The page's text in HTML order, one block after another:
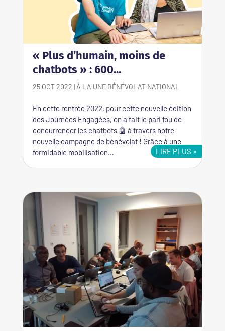
« Plus d’humain, moins de
chatbots » : 600...
25 OCT 2022 | À LA UNE BÉNÉVOLAT NATIONAL
En cette rentrée 2022, pour cette nouvelle édition
des Journées Engagées, on a fait le pari fou de
concurrencer les chatbots 🤖 à travers notre
nouvelle campagne de bénévolat ! Grâce à une
formidable mobilisation…
LIRE PLUS